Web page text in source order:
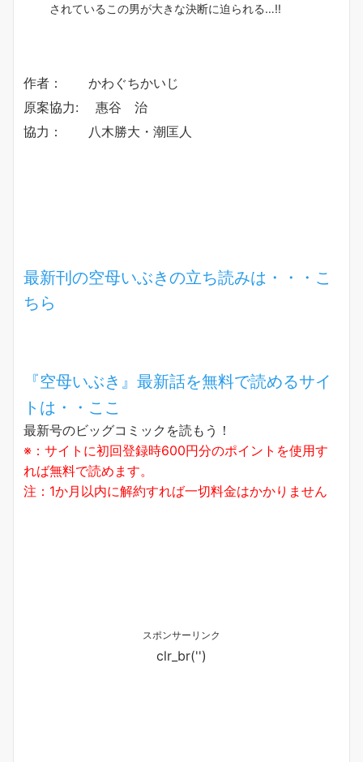
されているこの男が大きな決断に迫られる…‼
作者： かわぐちかいじ
原案協力: 惠谷 治
協力： 八木勝大・潮匡人
最新刊の空母いぶきの立ち読みは・・・こ
ちら
『空母いぶき』最新話を無料で読めるサイ
トは・・ここ
最新号のビッグコミックを読もう！
※：サイトに初回登録時600円分のポイントを使用す
れば無料で読めます。
注：1か月以内に解約すれば一切料金はかかりません
スポンサーリンク
clr_br('')